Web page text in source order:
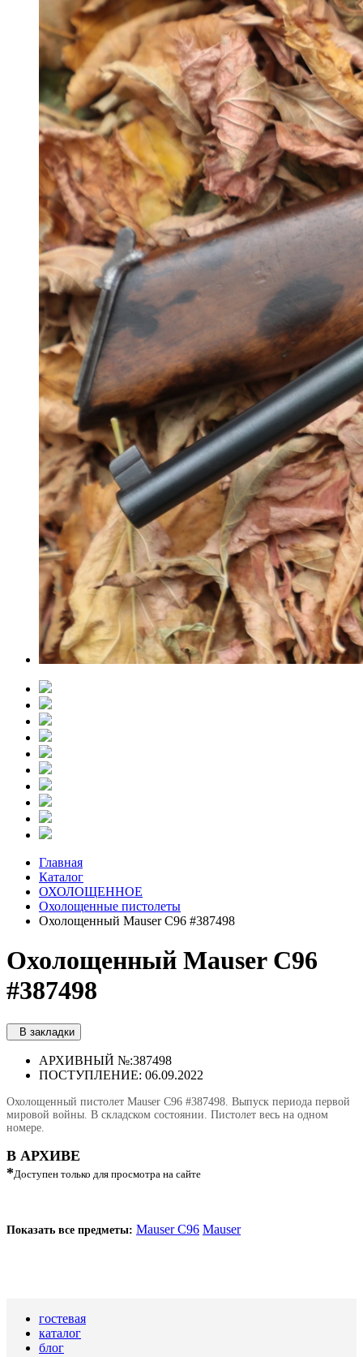
Главная
Каталог
ОХОЛОЩЕННОЕ
Охолощенные пистолеты
Охолощенный Mauser C96 #387498
Охолощенный Mauser C96
#387498
В закладки
АРХИВНЫЙ №:387498
ПОСТУПЛЕНИЕ: 06.09.2022
Охолощенный пистолет Mauser C96 #387498. Выпуск периода первой
мировой войны. В складском состоянии. Пистолет весь на одном
номере.
В АРХИВЕ
*Доступен только для просмотра на сайте
Показать все предметы: Mauser C96 Mauser
гостевая
каталог
блог